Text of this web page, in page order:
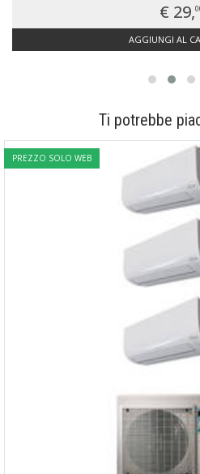
€ 29,
AGGIUNGI AL
Ti potrebbe
PREZZO SOLO WEB